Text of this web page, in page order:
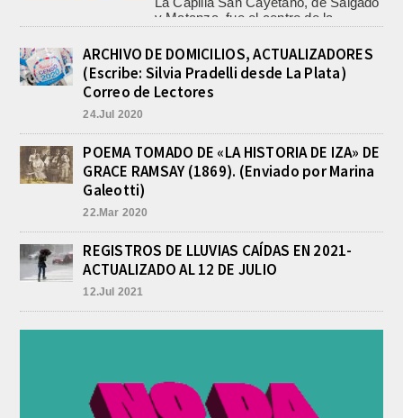
CON MAS DE 100 SORTEOS Y
5.000 JUGUETES DE REPARTO, SE
VIENE LA GRAN FIESTA DEL DIA
DEL NIÑO «PADRE LUIS
TROIANO»
agosto 8, 2026
“Padre Luis Troiano” brindó a la
prensa los detalles del gran festejo
del...
COMERCIALIZAR DROGAS
agosto 8, 2026
En la noche del viernes, en calle
ARCHIVO DE DOMICILIOS, ACTUALIZADORES
(Escribe: Silvia Pradelli desde La Plata)
Correo de Lectores
24.Jul 2020
POEMA TOMADO DE «LA HISTORIA DE IZA» DE
GRACE RAMSAY (1869). (Enviado por Marina
Galeotti)
22.Mar 2020
REGISTROS DE LLUVIAS CAÍDAS EN 2021-
ACTUALIZADO AL 12 DE JULIO
12.Jul 2021